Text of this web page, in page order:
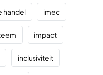
handel imec
impact
inclusiviteit